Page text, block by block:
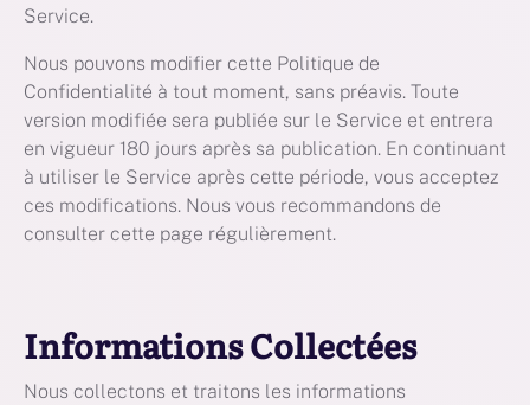
Service.
Nous pouvons modifier cette Politique de
Confidentialité à tout moment, sans préavis. Toute
version modifiée sera publiée sur le Service et entrera
en vigueur 180 jours après sa publication. En continuant
à utiliser le Service après cette période, vous acceptez
ces modifications. Nous vous recommandons de
consulter cette page régulièrement.
Informations Collectées
Nous collectons et traitons les informations